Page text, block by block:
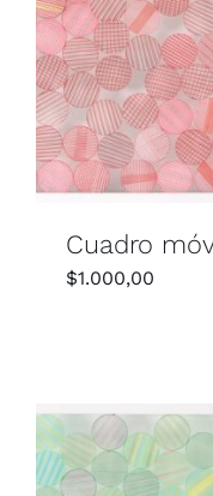
Cuadro
$1.000,00